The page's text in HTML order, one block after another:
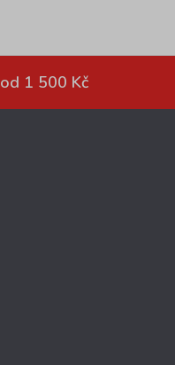
od 1 500 Kč